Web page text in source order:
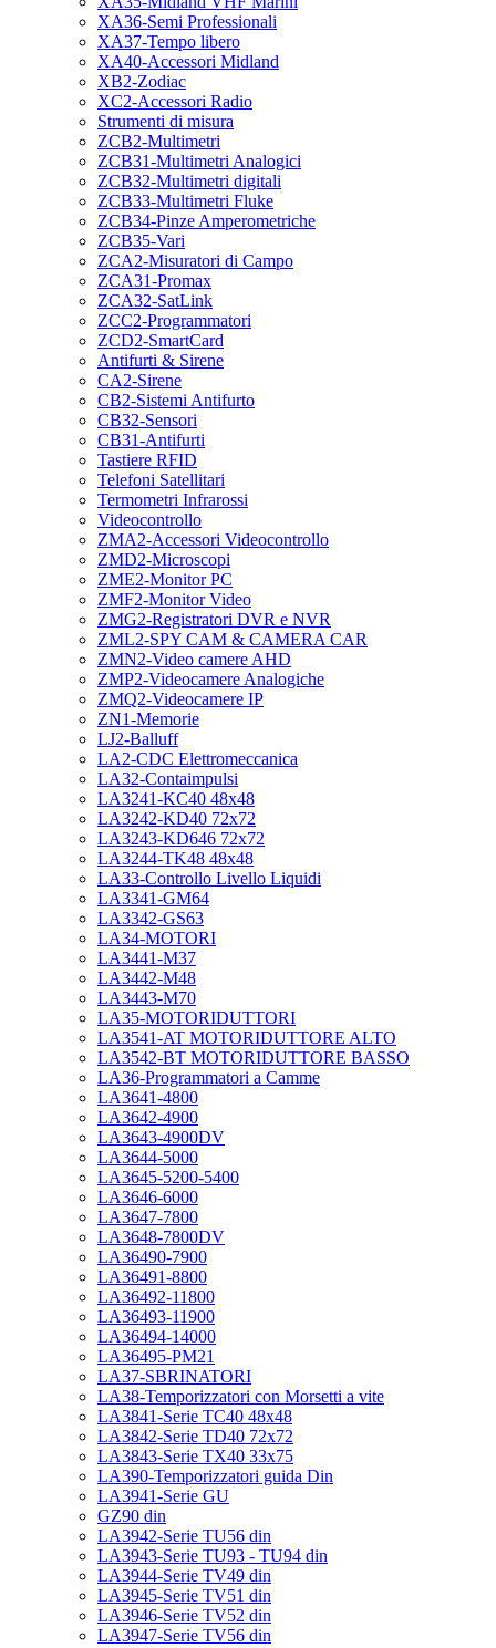
XA36-Semi Professionali
XA37-Tempo libero
XA40-Accessori Midland
XB2-Zodiac
XC2-Accessori Radio
Strumenti di misura
ZCB2-Multimetri
ZCB31-Multimetri Analogici
ZCB32-Multimetri digitali
ZCB33-Multimetri Fluke
ZCB34-Pinze Amperometriche
ZCB35-Vari
ZCA2-Misuratori di Campo
ZCA31-Promax
ZCA32-SatLink
ZCC2-Programmatori
ZCD2-SmartCard
Antifurti & Sirene
CA2-Sirene
CB2-Sistemi Antifurto
CB32-Sensori
CB31-Antifurti
Tastiere RFID
Telefoni Satellitari
Termometri Infrarossi
Videocontrollo
ZMA2-Accessori Videocontrollo
ZMD2-Microscopi
ZME2-Monitor PC
ZMF2-Monitor Video
ZMG2-Registratori DVR e NVR
ZML2-SPY CAM & CAMERA CAR
ZMN2-Video camere AHD
ZMP2-Videocamere Analogiche
ZMQ2-Videocamere IP
ZN1-Memorie
LJ2-Balluff
LA2-CDC Elettromeccanica
LA32-Contaimpulsi
LA3241-KC40 48x48
LA3242-KD40 72x72
LA3243-KD646 72x72
LA3244-TK48 48x48
LA33-Controllo Livello Liquidi
LA3341-GM64
LA3342-GS63
LA34-MOTORI
LA3441-M37
LA3442-M48
LA3443-M70
LA35-MOTORIDUTTORI
LA3541-AT MOTORIDUTTORE ALTO
LA3542-BT MOTORIDUTTORE BASSO
LA36-Programmatori a Camme
LA3641-4800
LA3642-4900
LA3643-4900DV
LA3644-5000
LA3645-5200-5400
LA3646-6000
LA3647-7800
LA3648-7800DV
LA36490-7900
LA36491-8800
LA36492-11800
LA36493-11900
LA36494-14000
LA36495-PM21
LA37-SBRINATORI
LA38-Temporizzatori con Morsetti a vite
LA3841-Serie TC40 48x48
LA3842-Serie TD40 72x72
LA3843-Serie TX40 33x75
LA390-Temporizzatori guida Din
LA3941-Serie GU
GZ90 din
LA3942-Serie TU56 din
LA3943-Serie TU93 - TU94 din
LA3944-Serie TV49 din
LA3945-Serie TV51 din
LA3946-Serie TV52 din
LA3947-Serie TV56 din